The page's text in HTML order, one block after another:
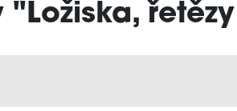
"Ložiska,